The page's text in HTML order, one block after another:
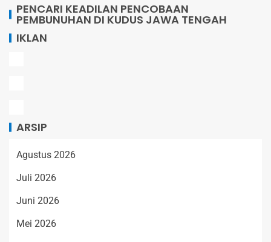
PENCARI KEADILAN PENCOBAAN
PEMBUNUHAN DI KUDUS JAWA TENGAH
IKLAN
ARSIP
Agustus 2026
Juli 2026
Juni 2026
Mei 2026